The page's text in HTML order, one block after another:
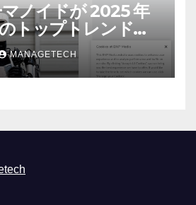
ノイドが 2025 年
トップトレンドに |
MANAGETECH